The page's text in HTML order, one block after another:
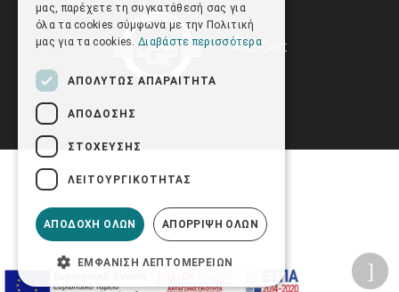
μας, παρέχετε τη συγκατάθεσή σας για
όλα τα cookies σύμφωνα με την Πολιτική
μας για τα cookies. Διαβάστε περισσότερα
ΑΠΟΛΎΤΩΣ ΑΠΑΡΑΊΤΗΤΑ
ΑΠΌΔΟΣΗΣ
ΣΤΌΧΕΥΣΗΣ
ΛΕΙΤΟΥΡΓΙΚΌΤΗΤΑΣ
ΑΠΟΔΟΧΉ ΌΛΩΝ ΑΠΌΡΡΙΨΗ ΌΛΩΝ
ΕΜΦΆΝΙΣΗ ΛΕΠΤΟΜΕΡΕΙΏΝ